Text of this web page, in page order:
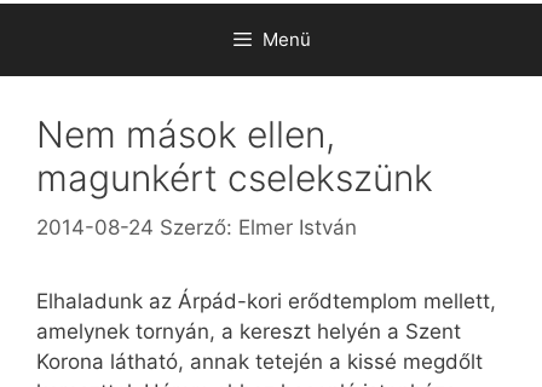
Menü
Nem mások ellen,
magunkért cselekszünk
2014-08-24 Szerző: Elmer István
Elhaladunk az Árpád-kori erődtemplom mellett,
amelynek tornyán, a kereszt helyén a Szent
Korona látható, annak tetején a kissé megdőlt